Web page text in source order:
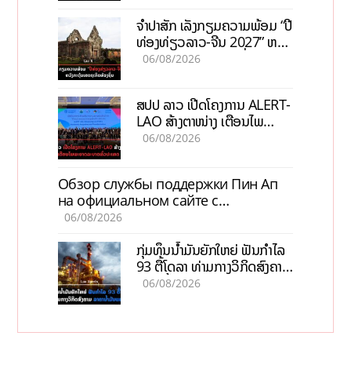
ຈຳປາສັກ ເລັ່ງກຽມຄວາມພ້ອມ “ປີ
ທ່ອງທ່ຽວລາວ-ຈີນ 2027” ຫວັງ
ກະຕຸ້ນເສດຖະກິດທ້ອງຖິ່ນ
06/08/2026
ສປປ ລາວ ເປີດໂຄງການ ALERT-
LAO ສ້າງຕາໜ່າງ ເຕືອນໄພ
ພະຍາດລະບາດທົ່ວປະເທດ
06/08/2026
Обзор службы поддержки Пин Ап
на официальном сайте с
актуальной информацией
06/08/2026
ກຸ່ມທຶນນ້ຳມັນຍັກໃຫຍ່ ຟັນກຳໄລ
93 ຕື້ໂດລາ ທ່າມກາງວິກິດສົງຄາມ
ລາຄານໍ້າມັນແພງ
06/08/2026